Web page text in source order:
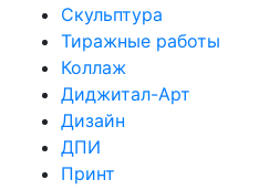
Скульптура
Тиражные работы
Коллаж
Диджитал-Арт
Дизайн
ДПИ
Принт